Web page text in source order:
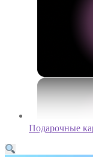
Подарочные